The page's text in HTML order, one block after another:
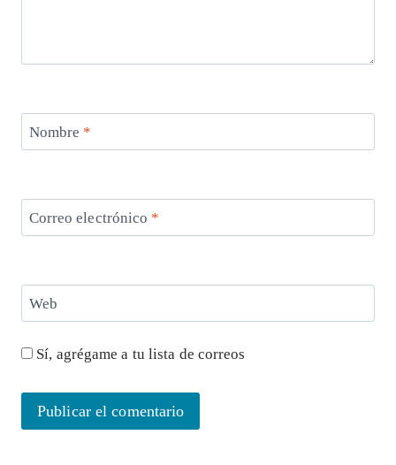
Nombre *
Correo electrónico *
Web
Sí, agrégame a tu lista de correos